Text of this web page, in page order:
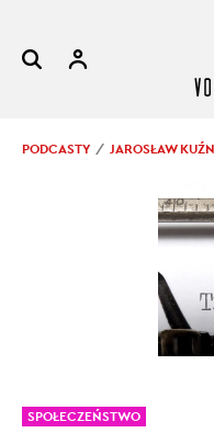
PODCASTY JAROSŁAW
SPOŁECZEŃSTWO